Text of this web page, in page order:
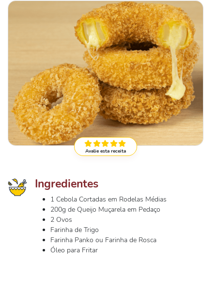
Avalie esta receita
Ingredientes
1 Cebola Cortadas em Rodelas Médias
200g de Queijo Muçarela em Pedaço
2 Ovos
Farinha de Trigo
Farinha Panko ou Farinha de Rosca
Óleo para Fritar